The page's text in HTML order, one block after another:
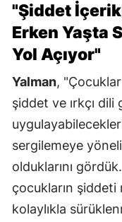
"Şiddet
Erken Yaşta
Yol Açıyor"
Yalman,
şiddet ve ırkçı
sergilemeye
olduklarını
çocukların
kolaylıkla